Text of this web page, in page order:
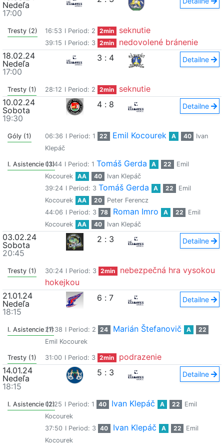
Nedeľa
17:00
Tresty (2) 16:53 I Period: 2 2min seknutie
39:15 I Period: 3 2min
nedovolené bránenie
18.02.24
Nedeľa
17:00
3 : 4 Detailne
Tresty (1) 28:12 I Period: 2 2min
seknutie
10.02.24
Sobota
19:30
4 : 8 Detailne
Góly (1) 06:36 I Period: 1 22 Emil Kocourek A 40
Ivan
Klepáč
I. Asistencie (3)
01:44 I Period: 1 Tomáš Gerda A 22
Emil
Kocourek
AA 40
Ivan Klepáč
39:24 I Period: 3 Tomáš Gerda A 22
Emil
Kocourek
AA 20
Peter Ferencz
44:06 I Period: 3 78 Roman Imro A 22
Emil
Kocourek
AA 40 Ivan Klepáč
03.02.24
Sobota
20:45
2 : 3 Detailne
Tresty (1) 30:24 I Period: 3 2min
nebezpečná hra vysokou
hokejkou
21.01.24
Nedeľa
18:15
6 : 7 Detailne
I. Asistencie (1)27:38 I Period: 2 24 Marián Štefanovič A
22
Emil Kocourek
Tresty (1) 31:00 I Period: 3 2min
podrazenie
14.01.24
Nedeľa
18:15
5 : 3 Detailne
I. Asistencie (2)
01:25 I Period: 1 40 Ivan Klepáč A 22
Emil
Kocourek
37:50 I Period: 3 40 Ivan Klepáč A 22
Emil
Kocourek